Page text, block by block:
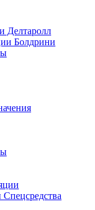
Делтаролл
Болдрини